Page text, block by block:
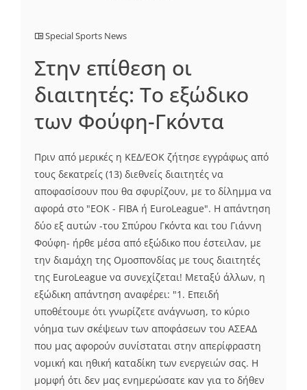
Special Sports News
Στην επίθεση οι
διαιτητές: Το εξώδικο
των Φούφη-Γκόντα
Πριν από μερικές η ΚΕΔ/ΕΟΚ ζήτησε εγγράφως από
τους δεκατρείς (13) διεθνείς διαιτητές να
αποφασίσουν που θα σφυρίζουν, με το δίλημμα να
αφορά στο "EOK - FIBA ή EuroLeague". Η απάντηση
δύο εξ αυτών -του Σπύρου Γκόντα και του Γιάννη
Φούφη- ήρθε μέσα από εξώδικο που έστειλαν, με
την διαμάχη της Ομοσπονδίας με τους διαιτητές
της EuroLeague να συνεχίζεται! Μεταξύ άλλων, η
εξώδικη απάντηση αναφέρει: "1. Επειδή
υποθέτουμε ότι γνωρίζετε ανάγνωση, το κύριο
νόημα των σκέψεων των αποφάσεων του ΑΣΕΑΔ
που μας αφορούν συνίσταται στην απερίφραστη
νομική και ηθική καταδίκη των ενεργειών σας. Η
μομφή ότι δεν μας ενημερώσατε καν για το δήθεν